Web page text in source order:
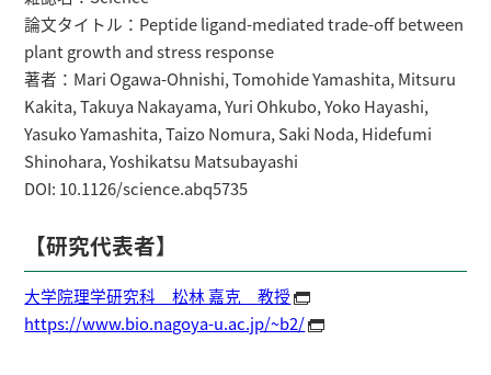
論文タイトル：Peptide ligand-mediated trade-off between
plant growth and stress response
著者：Mari Ogawa-Ohnishi, Tomohide Yamashita, Mitsuru
Kakita, Takuya Nakayama, Yuri Ohkubo, Yoko Hayashi,
Yasuko Yamashita, Taizo Nomura, Saki Noda, Hidefumi
Shinohara, Yoshikatsu Matsubayashi
DOI: 10.1126/science.abq5735
【研究代表者】
大学院理学研究科 松林 嘉克 教授
https://www.bio.nagoya-u.ac.jp/~b2/